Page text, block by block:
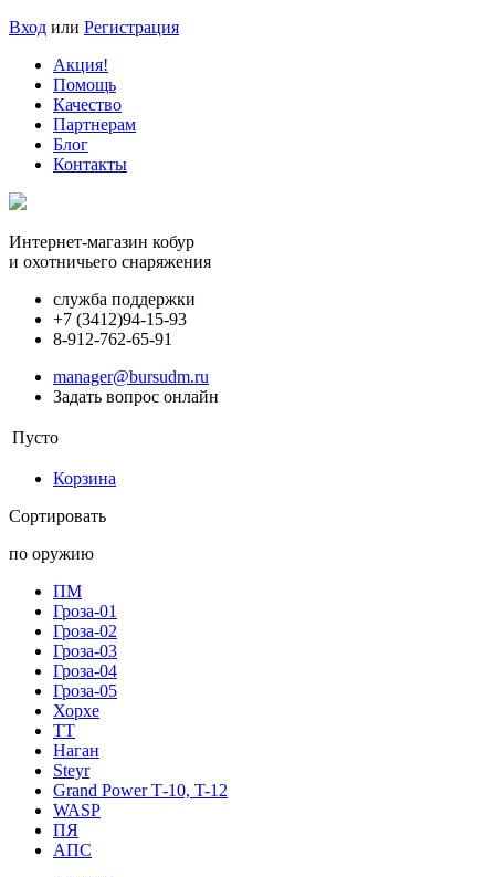
Вход или Регистрация
Акция!
Помощь
Качество
Партнерам
Блог
Контакты
Интернет-магазин кобур
и охотничьего снаряжения
служба поддержки
+7 (3412)94-15-93
8-912-762-65-91
manager@bursudm.ru
Задать вопрос онлайн
Пусто
Корзина
Сортировать
по оружию
ПМ
Гроза-01
Гроза-02
Гроза-03
Гроза-04
Гроза-05
Хорхе
ТТ
Наган
Steyr
Grand Power Т-10, T-12
WASP
ПЯ
АПС